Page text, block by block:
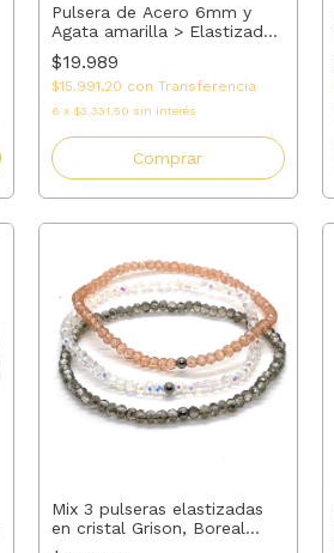
Pulsera de Acero 6mm y
Agata amarilla > Elastizada
a Medida - Ajuste Perfecto
$19.989
$15.991,20 con Transferencia
6 x $3.331,50 sin interés
Comprar
Mix 3 pulseras elastizadas
en cristal Grison, Boreal
Transparente y Salmón +